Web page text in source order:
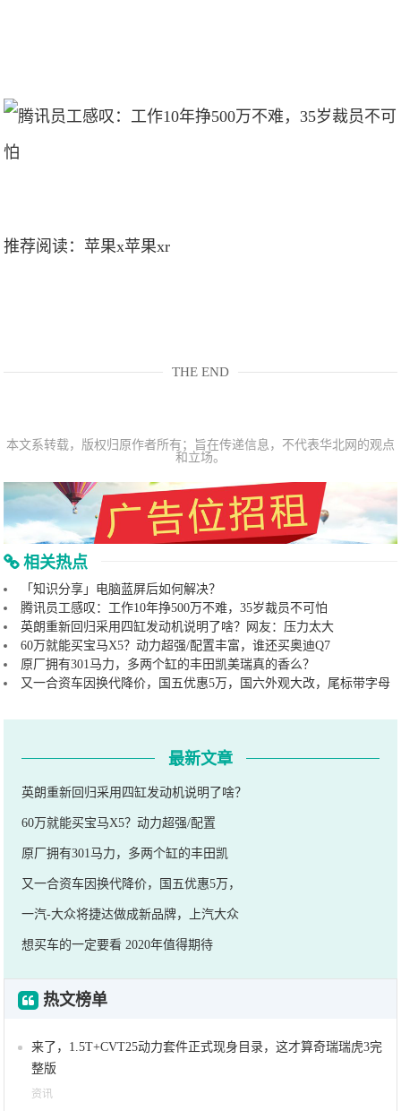
推荐阅读： 苹果x苹果xr
THE END
本文系转载，版权归原作者所有；旨在传递信息，不代表华北网的观点
和立场。
相关热点
「知识分享」电脑蓝屏后如何解决？
腾讯员工感叹：工作10年挣500万不难，35岁裁员不可怕
英朗重新回归采用四缸发动机说明了啥？网友：压力太大
60万就能买宝马X5？动力超强/配置丰富，谁还买奥迪Q7
原厂拥有301马力，多两个缸的丰田凯美瑞真的香么？
又一合资车因换代降价，国五优惠5万，国六外观大改，尾标带字母
最新文章
英朗重新回归采用四缸发动机说明了啥？
60万就能买宝马X5？动力超强/配置
原厂拥有301马力，多两个缸的丰田凯
又一合资车因换代降价，国五优惠5万，
一汽-大众将捷达做成新品牌，上汽大众
想买车的一定要看 2020年值得期待
热文榜单
来了，1.5T+CVT25动力套件正式现身目录，这才算奇瑞瑞虎3完
整版
资讯